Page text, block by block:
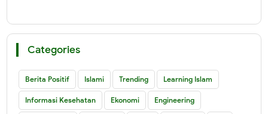
Categories
Berita Positif Islami Trending Learning Islam
Informasi Kesehatan Ekonomi Engineering